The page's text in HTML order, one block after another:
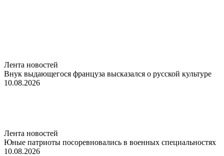
Лента новостей
Внук выдающегося француза высказался о русской культуре
10.08.2026
Лента новостей
Юные патриоты посоревновались в военных специальностях
10.08.2026